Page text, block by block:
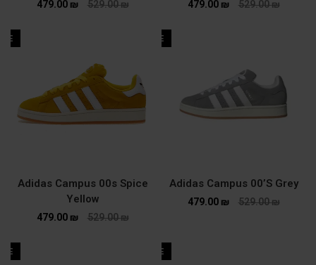
529.00₪
479.00 ₪
529.00₪
479.00 ₪
SALE
Adidas Campus 00’S Grey
529.00₪
479.00 ₪
Adidas Campus 00s Spice
Yellow
529.00₪
479.00 ₪
SALE